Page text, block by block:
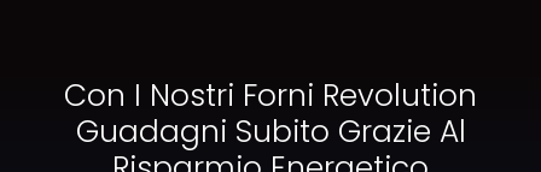
Con I Nostri Forni Revolution
Guadagni Subito Grazie Al